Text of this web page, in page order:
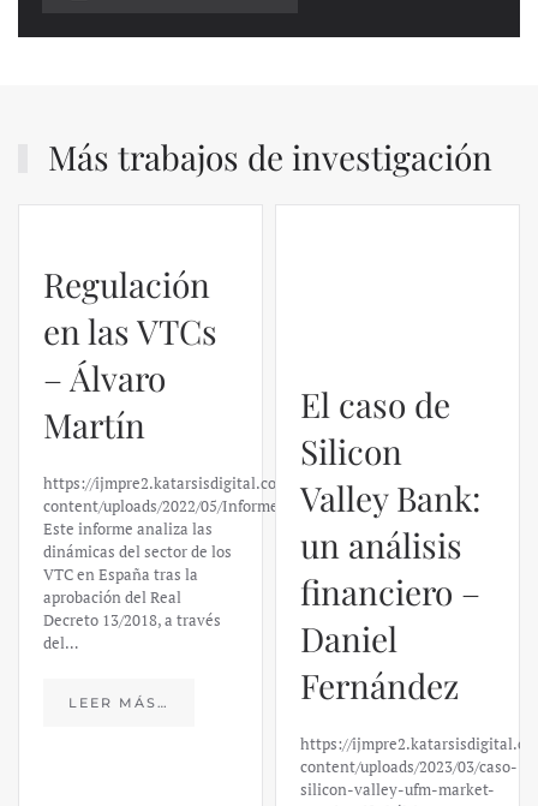
Más trabajos de investigación
Regulación
en las VTCs
– Álvaro
Martín
https://ijmpre2.katarsisdigital.com/wp-
content/uploads/2022/05/Informe_sobre_las_VTC.pdf
Este informe analiza las
dinámicas del sector de los
VTC en España tras la
aprobación del Real
Decreto 13/2018, a través
del…
LEER MÁS…
un análisis
financiero –
Daniel
Fernández
https://
content/uploads/2023/03/caso-
silicon-valley-ufm-market-
trends.pdf El último
elaborado para el Instituto
Juan de Mariana y para la
Universidad Francis…